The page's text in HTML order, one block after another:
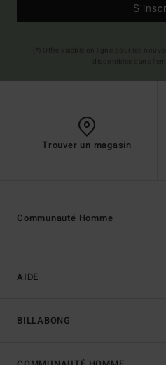
Trouver un magasin
AIDE
BILLABONG
Communauté Homme